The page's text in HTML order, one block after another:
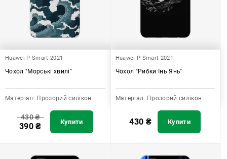
Huawei P Smart 2021
Чохол "Морські хвилі"
Матеріал: Прозорий силікон
430₴
390₴ Купити
Huawei P Smart 2021
Чохол "Рибки Інь Янь"
Матеріал: Прозорий силікон
430 ₴ Купити